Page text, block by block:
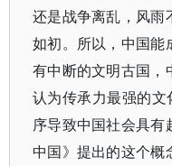
还是战争离乱，风雨
如初。所以，中国能
有中断的文明古国，
认为传承力最强的文
序导致中国社会具
中国》提出的这个概